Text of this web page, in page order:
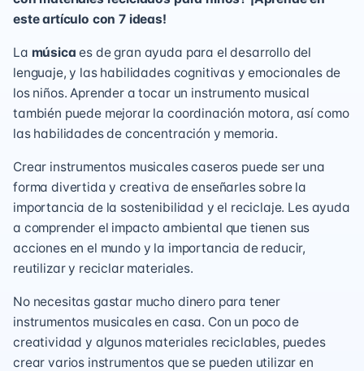
este artículo con 7 ideas!
La música es de gran ayuda para el desarrollo del
lenguaje, y las habilidades cognitivas y emocionales de
los niños. Aprender a tocar un instrumento musical
también puede mejorar la coordinación motora, así como
las habilidades de concentración y memoria.
Crear instrumentos musicales caseros puede ser una
forma divertida y creativa de enseñarles sobre la
importancia de la sostenibilidad y el reciclaje. Les ayuda
a comprender el impacto ambiental que tienen sus
acciones en el mundo y la importancia de reducir,
reutilizar y reciclar materiales.
No necesitas gastar mucho dinero para tener
instrumentos musicales en casa. Con un poco de
creatividad y algunos materiales reciclables, puedes
crear varios instrumentos que se pueden utilizar en